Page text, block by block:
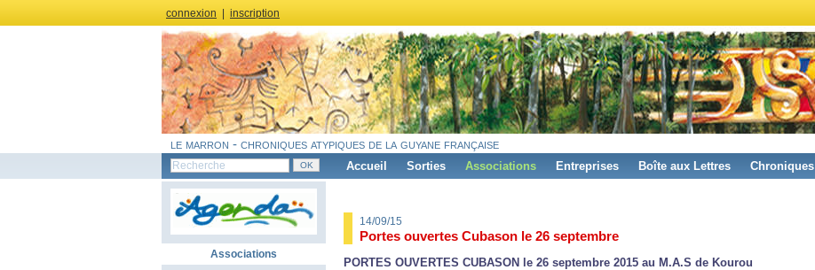
connexion inscription
le marron - chroniques atypiques de la guyane française
Accueil Sorties Associations Entreprises Boîte aux Lettres Chroniques
Associations
14/09/15
Portes ouvertes Cubason le 26 septembre
PORTES OUVERTES CUBASON le 26 septembre 2015 au M.A.S de Kourou